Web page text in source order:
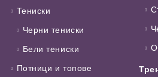
Тениски
Черни тениски
Бели тениски
Потници и топове